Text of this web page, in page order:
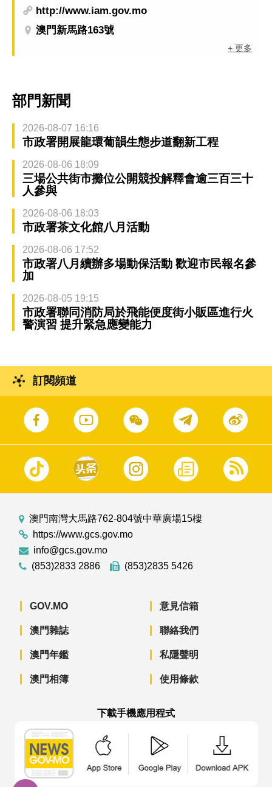
http://www.iam.gov.mo
澳門新馬路163號
+ 更多
部門新聞
2026-08-07 16:16
市政署開展龍環葡韻生態步道翻新工程
2026-08-06 18:09
三場公共街市攤位公開競投解釋會逾三百三十
人參與
2026-08-06 18:03
市政署茶文化館八月活動
2026-08-06 17:52
市政署八月續辦多場動保活動 歡迎市民報名參
加
2026-08-05 19:15
市政署聯同消防局於飛能便度街小販區進行火
警演習 提升緊急應變能力
訂閱頻道
澳門南灣大馬路762-804號中華廣場15樓
https://www.gcs.gov.mo
info@gcs.gov.mo
(853)2833 2886
(853)2835 5426
GOV.MO
澳門雜誌
澳門年鑑
澳門相簿
意見信箱
聯絡我們
私隱聲明
使用條款
下載手機應用程式